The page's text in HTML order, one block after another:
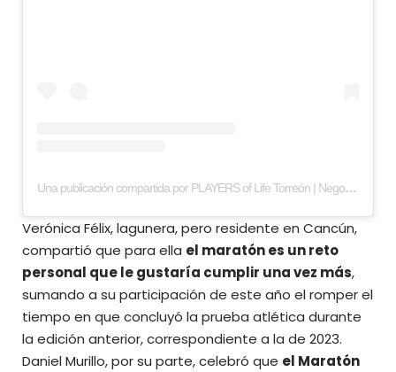
Una publicación compartida por PLAYERS of Life Torreón | Negocios y estilo de vida (@playerstorreon)
Verónica Félix, lagunera, pero residente en Cancún,
compartió que para ella el maratón es un reto
personal que le gustaría cumplir una vez más,
sumando a su participación de este año el romper el
tiempo en que concluyó la prueba atlética durante
la edición anterior, correspondiente a la de 2023.
Daniel Murillo, por su parte, celebró que el Maratón